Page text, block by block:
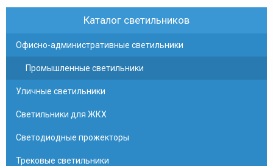
Каталог светильников
Офисно-административные светильники
Промышленные светильники
Уличные светильники
Светильники для ЖКХ
Светодиодные прожекторы
Трековые светильники